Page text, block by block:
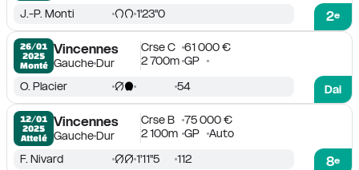
2e
J.-P. Monti 1'23''0
26/01
2025
Monté
Vincennes
GaucheDur
Crse C
61 000 €
2 700m GP
Dai
O. Placier 54
12/01
2025
Attelé
Vincennes
GaucheDur
Crse B
75 000 €
2 100m GP Auto
8e
F. Nivard 1'11''5 112